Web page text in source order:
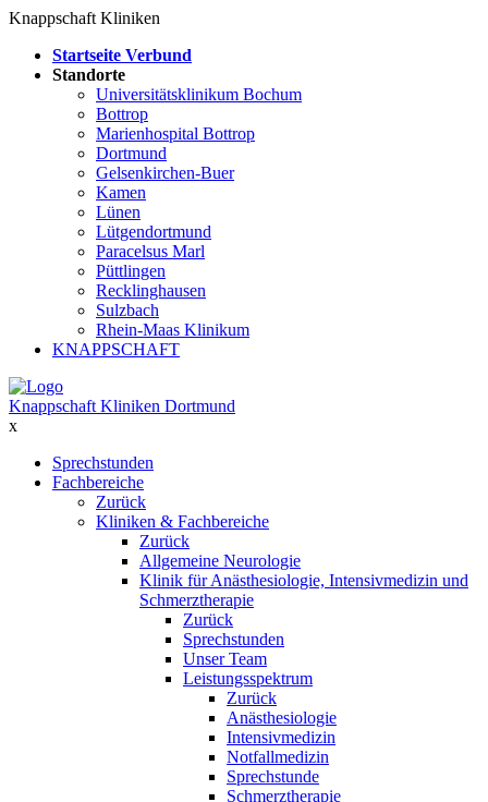
Knappschaft Kliniken
Startseite Verbund
Standorte
Universitätsklinikum Bochum
Bottrop
Marienhospital Bottrop
Dortmund
Gelsenkirchen-Buer
Kamen
Lünen
Lütgendortmund
Paracelsus Marl
Püttlingen
Recklinghausen
Sulzbach
Rhein-Maas Klinikum
KNAPPSCHAFT
Knappschaft Kliniken Dortmund
x
Sprechstunden
Fachbereiche
Zurück
Kliniken & Fachbereiche
Zurück
Allgemeine Neurologie
Klinik für Anästhesiologie, Intensivmedizin und
Schmerztherapie
Zurück
Sprechstunden
Unser Team
Leistungsspektrum
Zurück
Anästhesiologie
Intensivmedizin
Notfallmedizin
Sprechstunde
Schmerztherapie